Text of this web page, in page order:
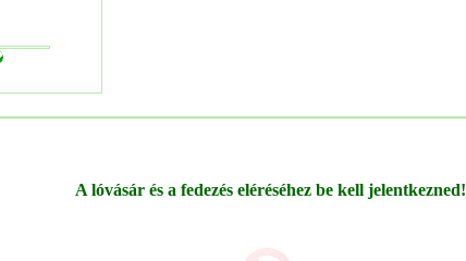
A lóvásár és a fedezés eléréséhez be kell jelentkezned!